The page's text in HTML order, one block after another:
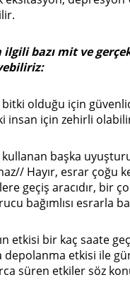
ilgili bazı mit ve
bitki olduğu için
insan için zehirli
kullanan başka
Hayır, esrar çoğu
geçiş aracıdır, bir
bağımlısı esrarla
etkisi bir kaç saate
depolanma etkisi ile
süren etkiler söz